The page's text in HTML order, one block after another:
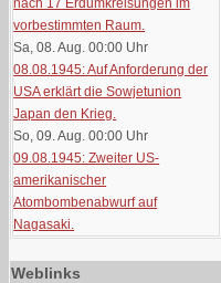
nach 17 Erdumkreisungen im
vorbestimmten Raum.
Sa, 08. Aug. 00:00 Uhr
08.08.1945: Auf Anforderung der
USA erklärt die Sowjetunion
Japan den Krieg.
So, 09. Aug. 00:00 Uhr
09.08.1945: Zweiter US-
amerikanischer
Atombombenabwurf auf
Nagasaki.
Weblinks